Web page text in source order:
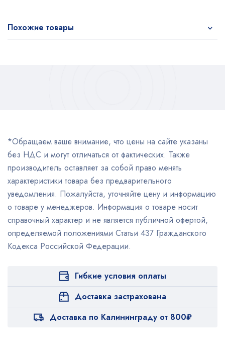
Похожие товары
*Обращаем ваше внимание, что цены на сайте указаны
без НДС и могут отличаться от фактических. Также
производитель оставляет за собой право менять
характеристики товара без предварительного
уведомления. Пожалуйста, уточняйте цену и информацию
о товаре у менеджеров. Информация о товаре носит
справочный характер и не является публичной офертой,
определяемой положениями Статьи 437 Гражданского
Кодекса Российской Федерации.
Гибкие условия оплаты
Доставка застрахована
Доставка по Калининграду от 800₽